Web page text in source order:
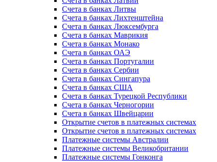
Счета в банках Литвы
Счета в банках Лихтенштейна
Счета в банках Люксембурга
Счета в банках Маврикия
Счета в банках Монако
Счета в банках ОАЭ
Счета в банках Португалии
Счета в банках Сербии
Счета в банках Сингапура
Счета в банках США
Счета в банках Турецкой Республики
Счета в банках Черногории
Счета в банках Швейцарии
Открытие счетов в платежных системах
Открытие счетов в платежных системах
Платежные системы Австралии
Платежные системы Великобритании
Платежные системы Гонконга